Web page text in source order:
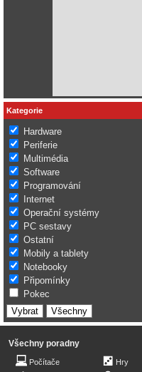
Kategorie
Hardware
Periferie
Multimédia
Software
Programování
Internet
Operační systémy
PC sestavy
Ostatní
Mobily a tablety
Notebooky
Připomínky
Pokec
Všechny poradny
Počítače Hry